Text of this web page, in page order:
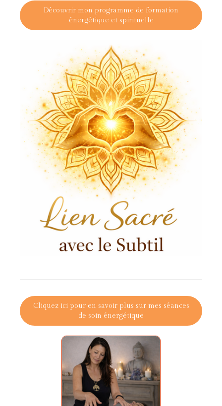
Découvrir mon programme de formation
énergétique et spirituelle
Cliquez ici pour en savoir plus sur mes séances
de soin énergétique